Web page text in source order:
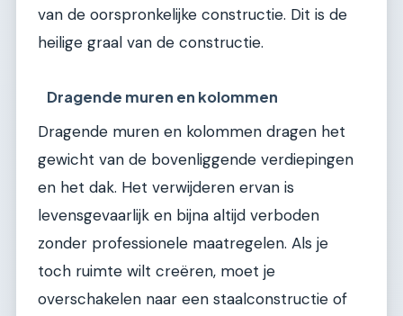
van de oorspronkelijke constructie. Dit is de
heilige graal van de constructie.
Dragende muren en kolommen
Dragende muren en kolommen dragen het
gewicht van de bovenliggende verdiepingen
en het dak. Het verwijderen ervan is
levensgevaarlijk en bijna altijd verboden
zonder professionele maatregelen. Als je
toch ruimte wilt creëren, moet je
overschakelen naar een staalconstructie of